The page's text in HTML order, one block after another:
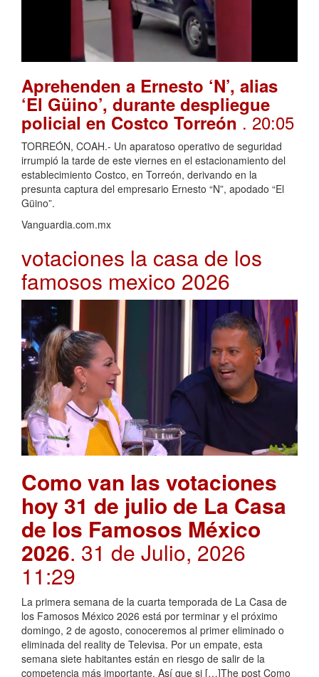
Aprehenden a Ernesto ‘N’, alias
‘El Güino’, durante despliegue
policial en Costco Torreón. 20:05
TORREÓN, COAH.- Un aparatoso operativo de seguridad
irrumpió la tarde de este viernes en el estacionamiento del
establecimiento Costco, en Torreón, derivando en la
presunta captura del empresario Ernesto “N”, apodado “El
Güino”.
Vanguardia.com.mx
votaciones la casa de los
famosos mexico 2026
Como van las votaciones
hoy 31 de julio de La Casa
de los Famosos México
2026. 31 de Julio, 2026
11:29
La primera semana de la cuarta temporada de La Casa de
los Famosos México 2026 está por terminar y el próximo
domingo, 2 de agosto, conoceremos al primer eliminado o
eliminada del reality de Televisa. Por un empate, esta
semana siete habitantes están en riesgo de salir de la
competencia más importante. Así que si […]The post Como